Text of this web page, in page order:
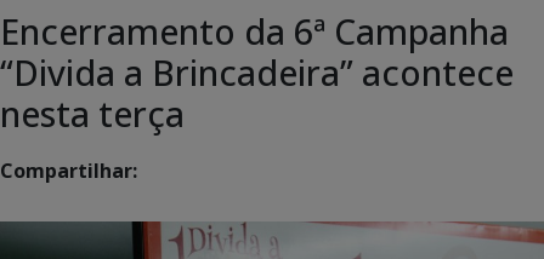
Encerramento da 6ª Campanha
“Divida a Brincadeira” acontece
nesta terça
Compartilhar: